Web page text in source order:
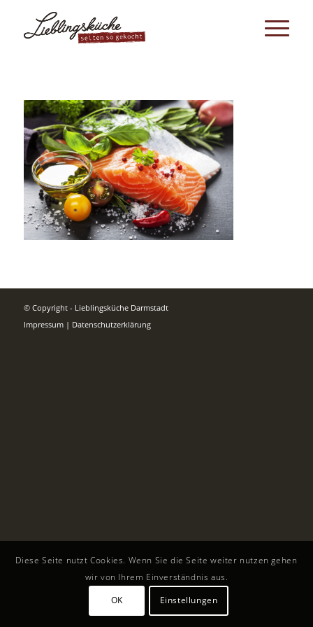
© Copyright - Lieblingsküche Darmstadt
Impressum| Datenschutzerklärung
Diese Seite nutzt Cookies. Wenn Sie die Seite weiter nutzen gehen
wir von Ihrem Einverständnis aus.
OK
Einstellungen